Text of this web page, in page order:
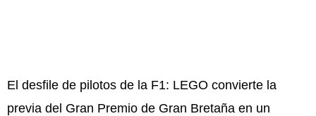
El desfile de pilotos de la F1: LEGO convierte la
previa del Gran Premio de Gran Bretaña en un